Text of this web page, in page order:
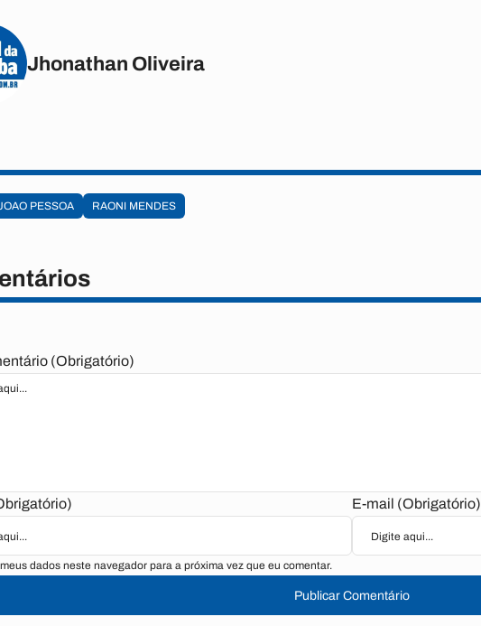
Jhonathan Oliveira
PESSOA RAONI MENDES
(Obrigatório)
E-mail (Obrigatório)
dados neste navegador para a próxima vez que eu comentar.
Publicar Comentário